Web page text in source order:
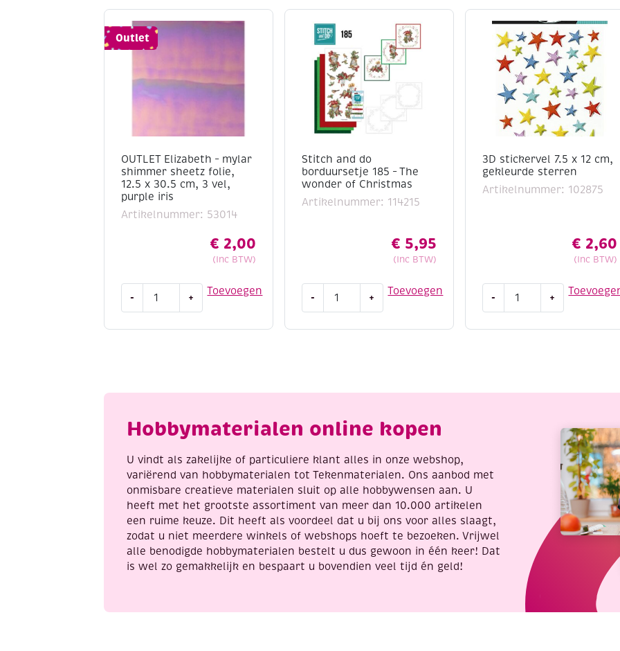
Outlet
OUTLET Elizabeth – mylar
shimmer sheetz folie,
12.5 x 30.5 cm, 3 vel,
purple iris
Artikelnummer: 53014
€ 2,00
(Inc BTW)
Toevoegen
-
Elizabeth
12.5
30.5
vel,
purple
iris
aantal
+
Stitch and do
borduursetje 185 – The
wonder of Christmas
Artikelnummer: 114215
€ 5,95
(Inc BTW)
Toevoegen
-
wonder
Christmas
+
3D stickervel 7.5 x 12 cm,
gekleurde sterren
Artikelnummer: 102875
€ 2,60
(Inc BTW)
-
stickervel
sterren
+
Hobbymaterialen online kopen
U vindt als zakelijke of particuliere klant alles in onze webshop,
variërend van hobbymaterialen tot Tekenmaterialen. Ons aanbod met
onmisbare creatieve materialen sluit op alle hobbywensen aan. U
heeft met het grootste assortiment van meer dan 10.000 artikelen
een ruime keuze. Dit heeft als voordeel dat u bij ons voor alles slaagt,
zodat u niet meerdere winkels of webshops hoeft te bezoeken. Vrijwel
alle benodigde hobbymaterialen bestelt u dus gewoon in één keer! Dat
is wel zo gemakkelijk en bespaart u bovendien veel tijd én geld!